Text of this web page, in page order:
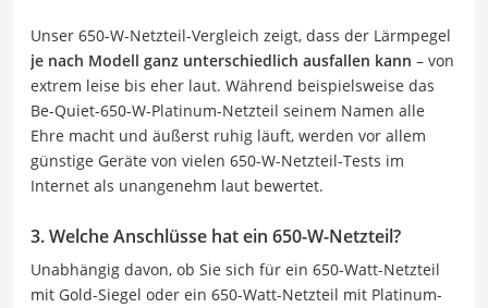
Unser 650-W-Netzteil-Vergleich zeigt, dass der Lärmpegel
je nach Modell ganz unterschiedlich ausfallen kann – von
extrem leise bis eher laut. Während beispielsweise das
Be-Quiet-650-W-Platinum-Netzteil seinem Namen alle
Ehre macht und äußerst ruhig läuft, werden vor allem
günstige Geräte von vielen 650-W-Netzteil-Tests im
Internet als unangenehm laut bewertet.
3. Welche Anschlüsse hat ein 650-W-Netzteil?
Unabhängig davon, ob Sie sich für ein 650-Watt-Netzteil
mit Gold-Siegel oder ein 650-Watt-Netzteil mit Platinum-